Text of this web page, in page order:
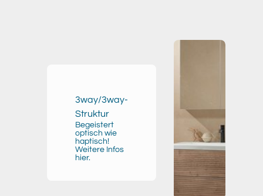
3way/3way-
Struktur
Begeistert
optisch wie
haptisch!
Weitere Infos
hier.